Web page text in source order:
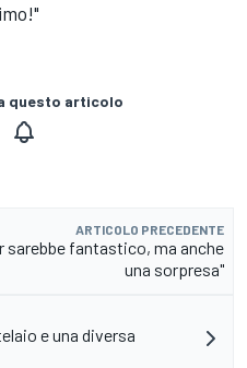
questo articolo
ARTICOLO PRECEDENTE
sarebbe fantastico, ma anche
una sorpresa"
e una diversa